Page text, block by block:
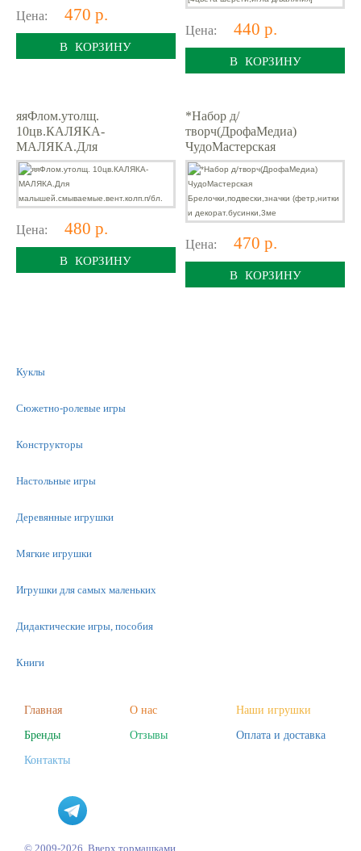
Цена: 470 р.
В КОРЗИНУ
Цена: 440 р.
В КОРЗИНУ
яяФлом.утолщ.
10цв.КАЛЯКА-
МАЛЯКА.Для
малышей.смываемые.вент.к
олп.п/бл.
Цена: 480 р.
В КОРЗИНУ
*Набор д/
творч(ДрофаМедиа)
ЧудоМастерская
Брелочки,подвески,значки
(фетр,нитки и
декорат.бусинки,3ме
Цена: 470 р.
В КОРЗИНУ
Куклы
Сюжетно-ролевые игры
Конструкторы
Настольные игры
Деревянные игрушки
Мягкие игрушки
Игрушки для самых маленьких
Дидактические игры, пособия
Книги
Фигурки
Наборы для творчества
Пазлы
Главная О нас
Наши игрушки
Бренды
Отзывы
Оплата и доставка
Контакты